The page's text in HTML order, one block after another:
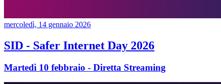
mercoledì, 14 gennaio 2026
SID - Safer Internet Day 2026
Martedì 10 febbraio - Diretta Streaming